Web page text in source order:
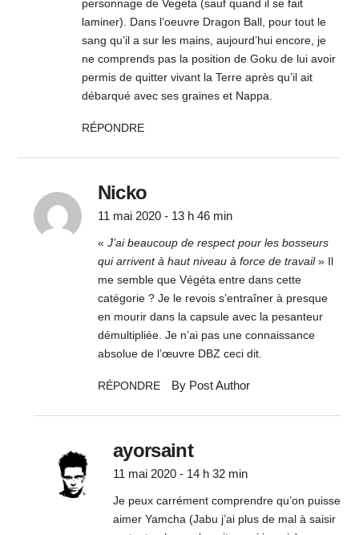
personnage de Vegeta (sauf quand il se fait
laminer). Dans l’oeuvre Dragon Ball, pour tout le
sang qu’il a sur les mains, aujourd’hui encore, je
ne comprends pas la position de Goku de lui avoir
permis de quitter vivant la Terre après qu’il ait
débarqué avec ses graines et Nappa.
RÉPONDRE
Nicko
11 mai 2020 - 13 h 46 min
« J’ai beaucoup de respect pour les bosseurs
qui arrivent à haut niveau à force de travail» Il
me semble que Végéta entre dans cette
catégorie ? Je le revois s’entraîner à presque
en mourir dans la capsule avec la pesanteur
démultipliée. Je n’ai pas une connaissance
absolue de l’œuvre DBZ ceci dit.
RÉPONDRE By Post Author
ayorsaint
11 mai 2020 - 14 h 32 min
Je peux carrément comprendre qu’on puisse
aimer Yamcha (Jabu j’ai plus de mal à saisir